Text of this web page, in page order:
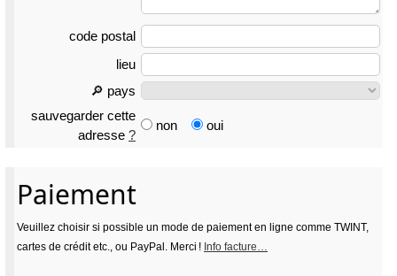
code postal
lieu
🔎 pays
sauvegarder cette
adresse ?
non oui
Paiement
Veuillez choisir si possible un mode de paiement en ligne comme TWINT,
cartes de crédit etc., ou PayPal. Merci ! Info facture…